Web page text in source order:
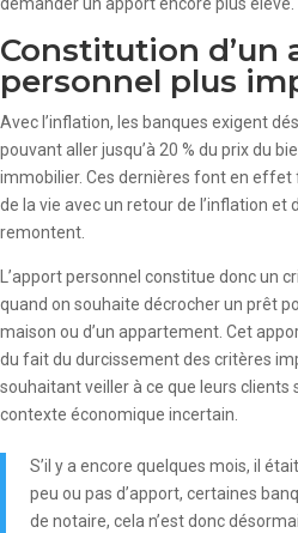
demander un apport encore plus élevé.
Constitution d’un
personnel plus
Avec l’inflation, les banques exigent
pouvant aller jusqu’à 20 % du prix du
immobilier. Ces dernières font en effet
de la vie avec un retour de l’inflation et
remontent.
L’apport personnel constitue donc un
quand on souhaite décrocher un prêt
maison ou d’un appartement. Cet
du fait du durcissement des critères
souhaitant veiller à ce que leurs clients
contexte économique incertain.
S’il y a encore quelques mois, il
peu ou pas d’apport, certaines
de notaire, cela n’est donc